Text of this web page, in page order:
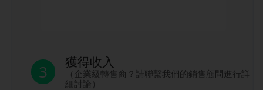
3 獲得收入
（企業級轉售商？請聯繫我們的銷售顧問進行詳
細討論）